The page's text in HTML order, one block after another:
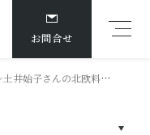
お問合せ
さんの北欧料理教室 2026_summer